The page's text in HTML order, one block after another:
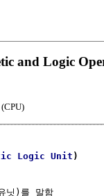
and Logic
Logic Unit )
닛)를 말함